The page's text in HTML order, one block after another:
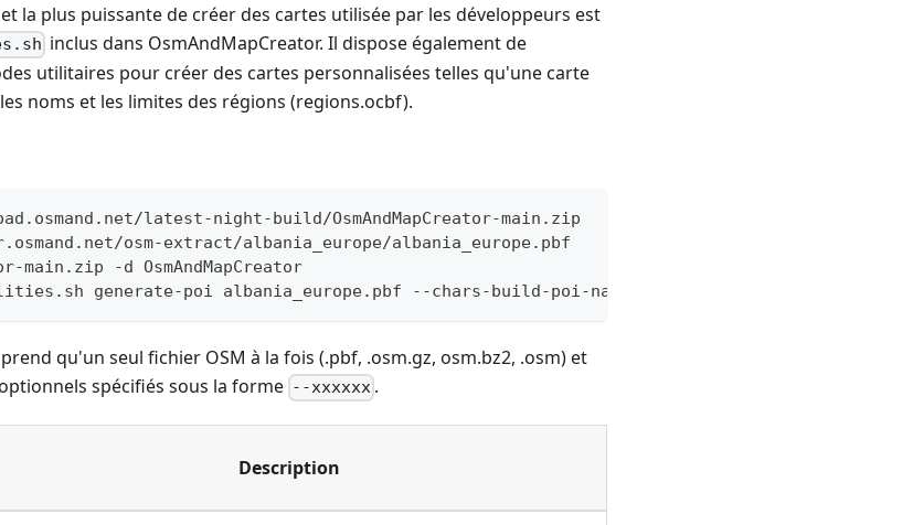
la plus puissante de créer des cartes utilisée par les développeurs est
inclus dans OsmAndMapCreator. Il dispose également de
utilitaires pour créer des cartes personnalisées telles qu'une carte
noms et les limites des régions (regions.ocbf).
latest-night-build/OsmAndMapCreator-main.zip
osm-extract/albania_europe/albania_europe.pbf
main.zip -d OsmAndMapCreator
generate-poi albania_europe.pbf --chars-build-poi-nameindex=3
qu'un seul fichier OSM à la fois (.pbf, .osm.gz, osm.bz2, .osm) et
spécifiés sous la forme --xxxxxx .
Description